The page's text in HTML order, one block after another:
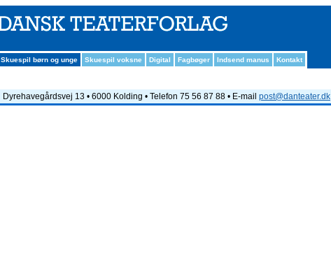
Skuespil børn og unge Skuespil voksne Digital Fagbøger Indsend manus Kontakt
Dyrehavegårdsvej 13 • 6000 Kolding • Telefon 75 56 87 88 • E-mail post@danteater.dk